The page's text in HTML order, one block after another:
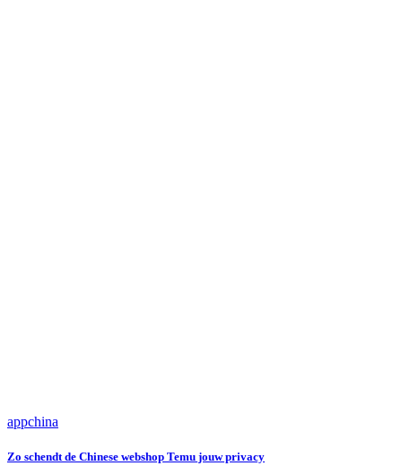
appchina
Zo schendt de Chinese webshop Temu jouw privacy